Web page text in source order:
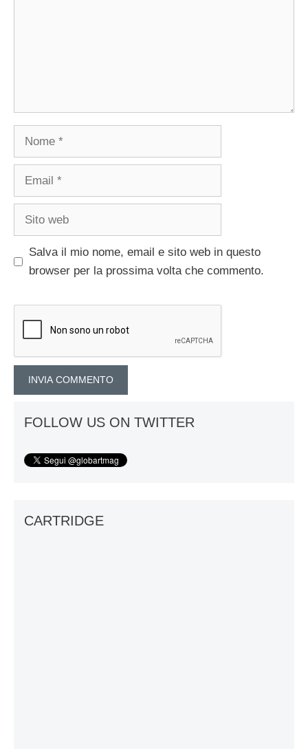
Nome
Email
Sito
Salva il mio nome, email e sito web in questo
browser per la prossima volta che commento.
FOLLOW US ON TWITTER
CARTRIDGE